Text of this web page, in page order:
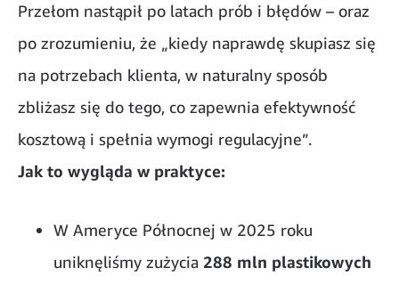
Przełom nastąpił po latach prób i błędów – oraz
po zrozumieniu, że „kiedy naprawdę skupiasz się
na potrzebach klienta, w naturalny sposób
zbliżasz się do tego, co zapewnia efektywność
kosztową i spełnia wymogi regulacyjne”.
Jak to wygląda w praktyce:
W Ameryce Północnej w 2025 roku
uniknęliśmy zużycia 288 mln plastikowych